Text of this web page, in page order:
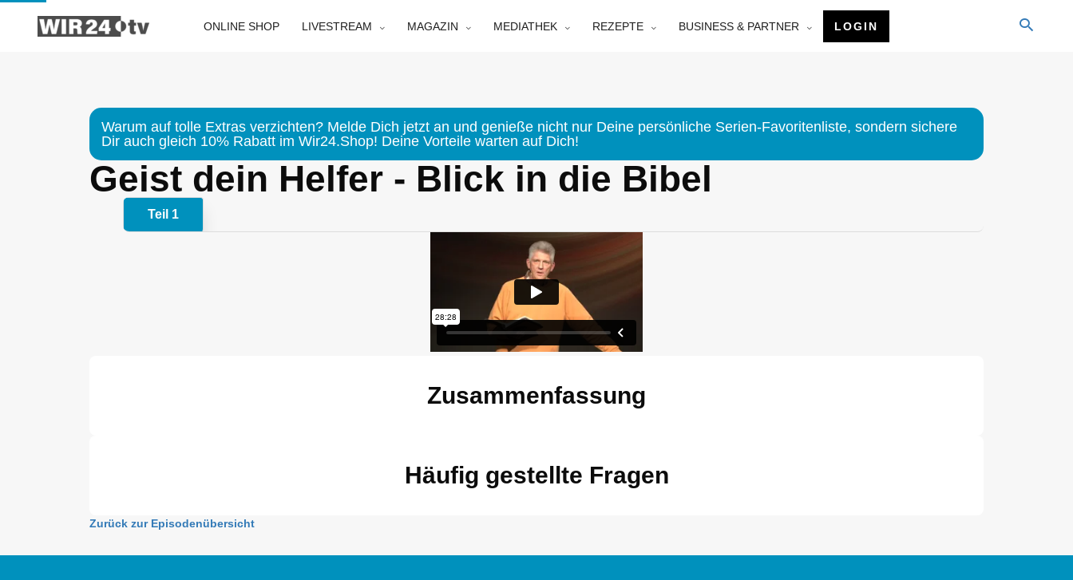
springen
ONLINE SHOP LIVESTREAM MAGAZIN MEDIATHEK REZEPTE BUSINESS & PARTNER LOGIN
Warum auf tolle Extras verzichten? Melde Dich jetzt an und genieße nicht nur Deine persönliche Serien-Favoritenliste, sondern sichere
Dir auch gleich 10% Rabatt im Wir24.Shop! Deine Vorteile warten auf Dich!
Geist dein Helfer - Blick in die Bibel
Teil 1
Zusammenfassung
Häufig gestellte Fragen
Zurück zur Episodenübersicht